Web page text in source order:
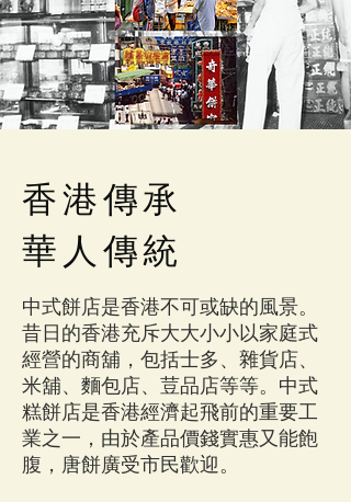
香港傳承
華人傳統
中式餅店是香港不可或缺的風景。
昔日的香港充斥大大小小以家庭式
經營的商舖，包括士多、雜貨店、
米舖、麵包店、荳品店等等。中式
糕餅店是香港經濟起飛前的重要工
業之一，由於產品價錢實惠又能飽
腹，唐餅廣受市民歡迎。